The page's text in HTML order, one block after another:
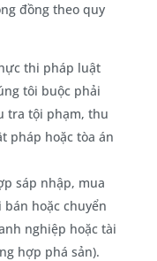
đồng theo quy
thi pháp luật
tôi buộc phải
tra tội phạm, thu
pháp hoặc tòa án
sáp nhập, mua
hoặc chuyển
nghiệp hoặc tài
hợp phá sản).